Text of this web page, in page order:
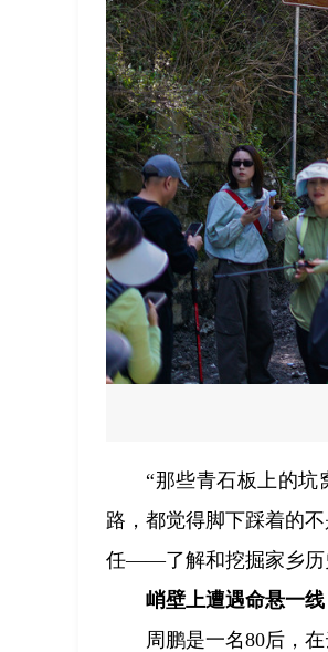
“那些青石板上的坑
路，都觉得脚下踩着的
任——了解和挖掘家乡历
峭壁上遭遇命悬一线
周鹏是一名80后，